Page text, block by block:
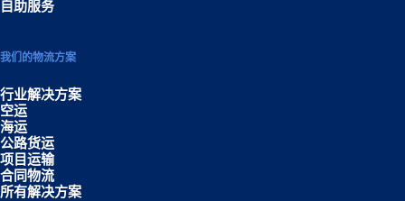
自助服务
我们的物流方案
行业解决方案
空运
海运
公路货运
项目运输
合同物流
所有解决方案